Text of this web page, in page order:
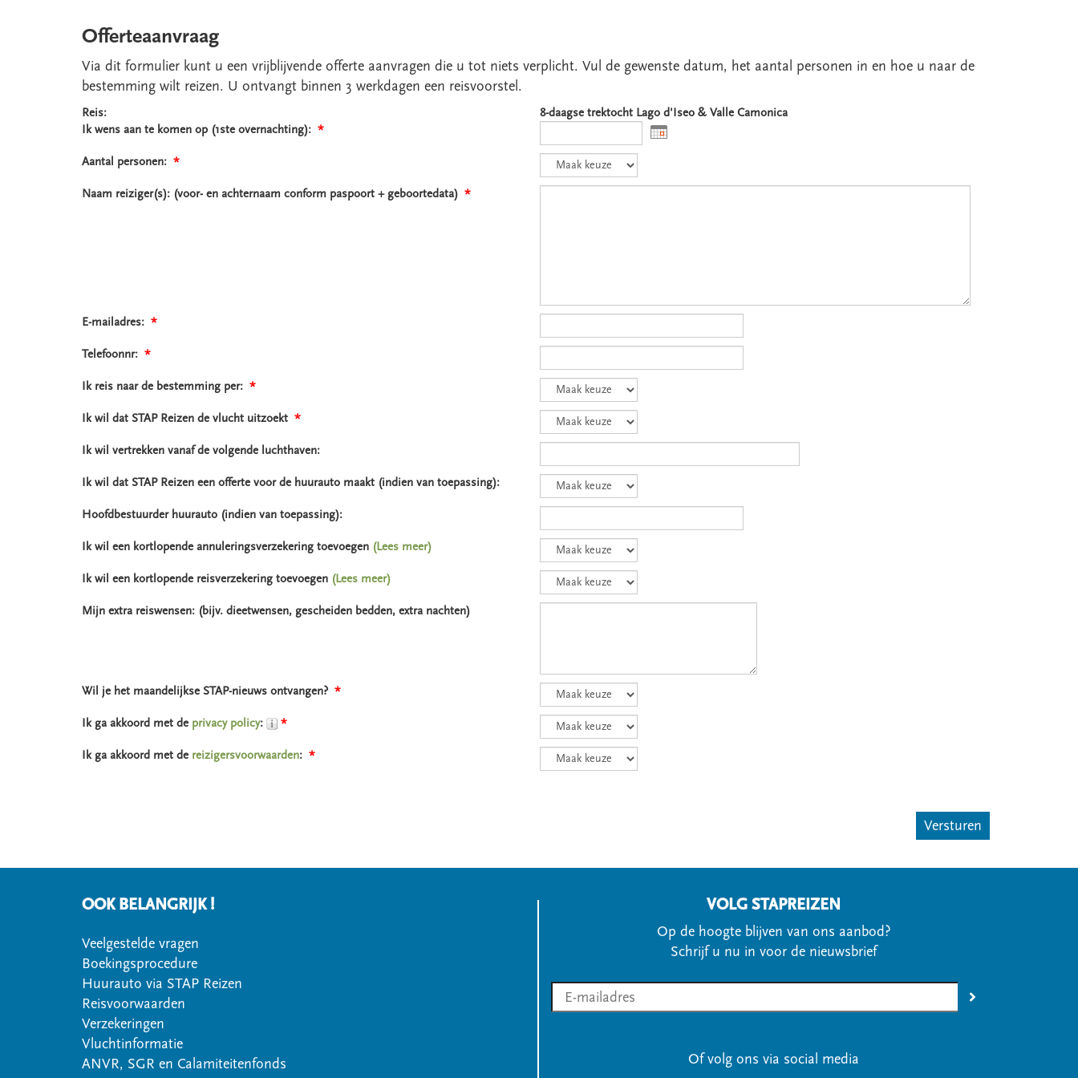
Offerteaanvraag
Via dit formulier kunt u een vrijblijvende offerte aanvragen die u tot niets verplicht. Vul de gewenste datum, het aantal personen in en hoe u naar de
bestemming wilt reizen. U ontvangt binnen 3 werkdagen een reisvoorstel.
Reis:
8-daagse trektocht Lago d'Iseo & Valle Camonica
Ik wens aan te komen op (1ste overnachting): *
Aantal personen: *
Naam reiziger(s): (voor- en achternaam conform paspoort + geboortedata) *
E-mailadres: *
Telefoonnr: *
Ik reis naar de bestemming per: *
Ik wil dat STAP Reizen de vlucht uitzoekt *
Ik wil vertrekken vanaf de volgende luchthaven:
Ik wil dat STAP Reizen een offerte voor de huurauto maakt (indien van toepassing):
Hoofdbestuurder huurauto (indien van toepassing):
Ik wil een kortlopende annuleringsverzekering toevoegen (Lees meer)
Ik wil een kortlopende reisverzekering toevoegen (Lees meer)
Mijn extra reiswensen: (bijv. dieetwensen, gescheiden bedden, extra nachten)
Wil je het maandelijkse STAP-nieuws ontvangen? *
Ik ga akkoord met de privacy policy: *
Ik ga akkoord met de reizigersvoorwaarden: *
OOK BELANGRIJK !
Veelgestelde vragen
Boekingsprocedure
Huurauto via STAP Reizen
Reisvoorwaarden
Verzekeringen
Vluchtinformatie
ANVR, SGR en Calamiteitenfonds
VOLG STAPREIZEN
Op de hoogte blijven van ons aanbod?
Schrijf u nu in voor de nieuwsbrief
Of volg ons via social media